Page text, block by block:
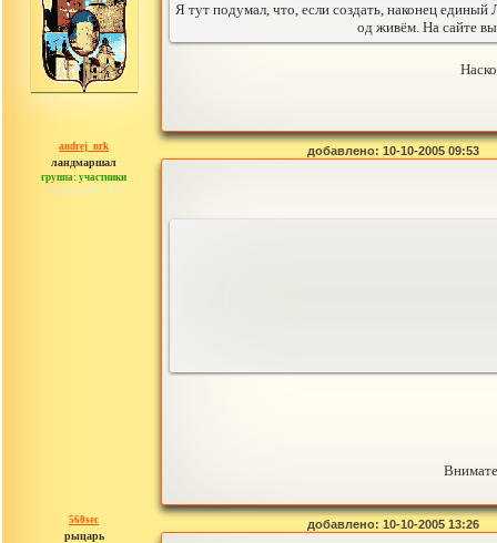
Я тут подумал, что, если создать, наконец
од живём. На сайте
andrej_nrk
ландмаршал
группа: участники
сообщений: 153
добавлено: 10-10-2005 09:53
560sec
рыцарь
добавлено: 10-10-2005 13:26